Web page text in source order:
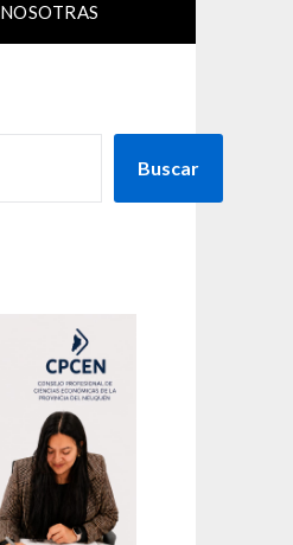
NOSOTRAS
Buscar